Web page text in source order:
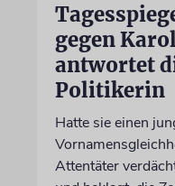
gegen
antwortet
Politikerin
Hatte sie einen
Attentäter